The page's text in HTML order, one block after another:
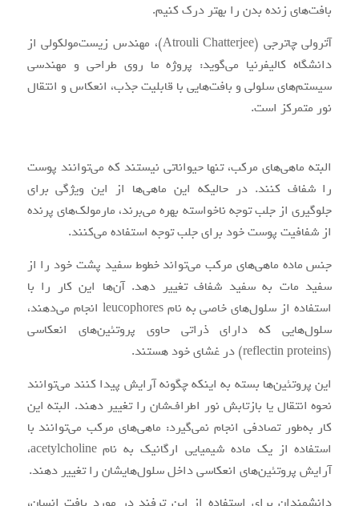
بافت‌های زنده بدن را بهتر درک کنیم.
آترولی چاترجی (Atrouli Chatterjee)، مهندس زیست‌مولکولی از
دانشگاه کالیفرنیا می‌گوید: پروژه ما روی طراحی و مهندسی
سیستم‌های سلولی و بافت‌هایی با قابلیت جذب، انعکاس و انتقال
نور متمرکز است.
البته ماهی‌های مرکب، تنها حیواناتی نیستند که می‌توانند پوست
را شفاف کنند. در حالیکه این ماهی‌ها از این ویژگی برای
جلوگیری از جلب توجه ناخواسته بهره می‌برند، مارمولک‌های پرنده
از شفافیت پوست خود برای جلب توجه استفاده می‌کنند.
جنس ماده ماهی‌های مرکب می‌تواند خطوط سفید پشت خود را از
سفید مات به سفید شفاف تغییر دهد. آن‌ها این کار را با
استفاده از سلول‌های خاصی به نام leucophores انجام می‌دهند،
سلول‌هایی که دارای ذراتی حاوی پروتئین‌های انعکاسی
(reflectin proteins) در غشای خود هستند.
این پروتئین‌ها بسته به اینکه چگونه آرایش پیدا کنند می‌توانند
نحوه انتقال یا بازتابش نور اطراف‌شان را تغییر دهند. البته این
کار به‌طور تصادفی انجام نمی‌گیرد: ماهی‌های مرکب می‌توانند با
استفاده از یک ماده شیمیایی ارگانیک به نام acetylcholine،
آرایش پروتئین‌های انعکاسی داخل سلول‌هایشان را تغییر دهند.